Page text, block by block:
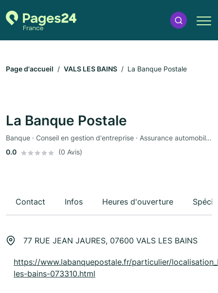
Page d'accueil VALS LES BAINS La Banque Postale
La Banque Postale
Banque · Conseil en gestion d'entreprise · Assurance automobile · Assurance
0.0
(0 Avis)
Contact Infos Heures d'ouverture
77 RUE JEAN JAURES, 07600 VALS LES BAINS
https://www.labanquepostale.fr/particulier/
les-bains-073310.html